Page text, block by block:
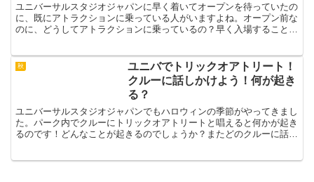
ユニバーサルスタジオジャパンに早く着いてオープンを待っていたの
に、既にアトラクションに乗っている人がいますよね。オープン前な
のに、どうしてアトラクションに乗っているの？早く入場することが
秋
ユニバでトリックオアトリート！
クルーに話しかけよう！何が起き
る？
ユニバーサルスタジオジャパンでもハロウィンの季節がやってきまし
た。パーク内でクルーにトリックオアトリートと唱えると何かが起き
るのです！どんなことが起きるのでしょうか？またどのクルーに話し